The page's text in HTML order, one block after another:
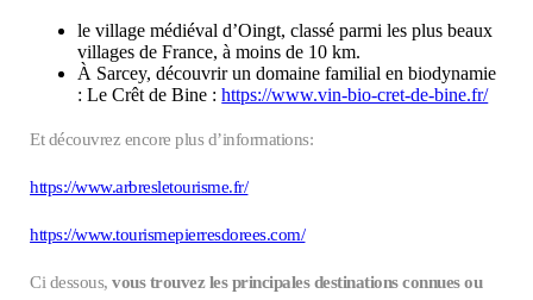
le village médiéval d’Oingt, classé parmi les plus beaux
villages de France, à moins de 10 km.
À Sarcey, découvrir un domaine familial en biodynamie
: Le Crêt de Bine :https://www.vin-bio-cret-de-bine.fr/
Et découvrez encore plus d’informations:
https://www.arbresletourisme.fr/
https://www.tourismepierresdorees.com/
Ci dessous,vous trouvez les principales destinations connues ou